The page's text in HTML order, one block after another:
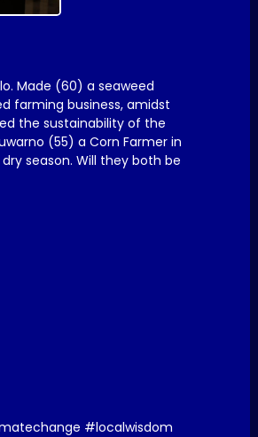
Made (60) a seaweed
farming business, amidst
the sustainability of the
(55) a Corn Farmer in
season. Will they both be
#localwisdom